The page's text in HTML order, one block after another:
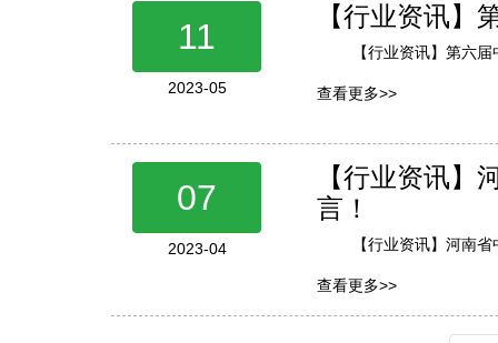
11
2023-05
【行业资讯】
【行业资讯】第六
查看更多>>
07
2023-04
【行业资讯】
言！
【行业资讯】河南
查看更多>>